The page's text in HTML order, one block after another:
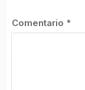
Comentario *